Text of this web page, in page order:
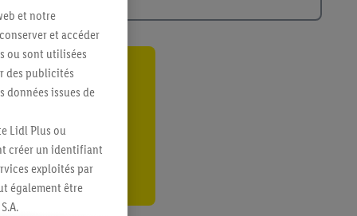
et notre
et accéder
ou sont utilisées
des publicités
données issues de
Lidl Plus ou
créer un identifiant
exploités par
également être